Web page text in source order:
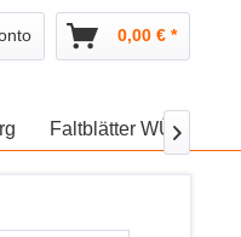
0,00 € *
Faltblätter WÜ 